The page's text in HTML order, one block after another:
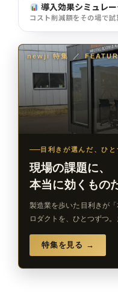
導入効果シミュレ
コスト削減額をその場で試
newji 特集 ／
目利きが選んだ、ひと
現場の課題に、
本当に効くもの
製造業を歩いた目利きが
ロダクトを、ひとつずつ。
特集を見る →